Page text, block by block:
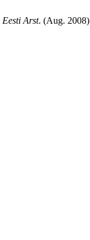
Eesti Arst. (Aug.